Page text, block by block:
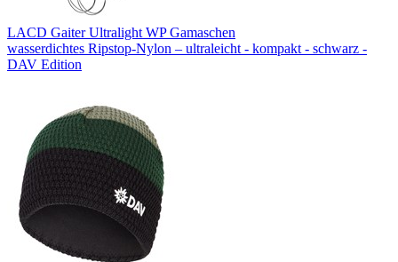
LACD Gaiter Ultralight WP Gamaschen
wasserdichtes Ripstop-Nylon – ultraleicht - kompakt - schwarz -
DAV Edition